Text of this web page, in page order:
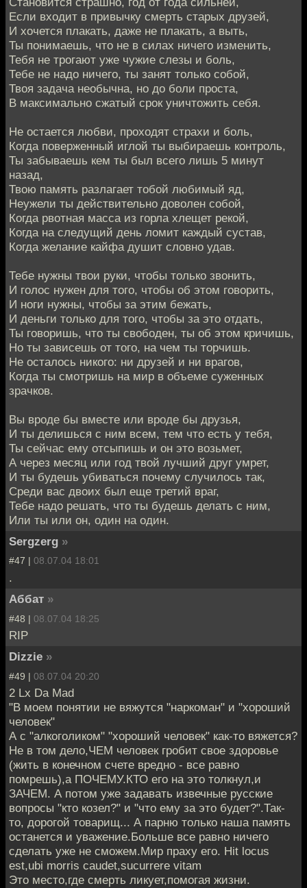
Если входит в привычку смерть старых друзей,
И хочется плакать, даже не плакать, а выть,
Ты понимаешь, что не в силах ничего изменить,
Тебя не трогают уже чужие слезы и боль,
Тебе не надо ничего, ты занят только собой,
Твоя задача необычна, но до боли проста,
В максимально сжатый срок уничтожить себя.
Не остается любви, проходят страхи и боль,
Когда поверженный иглой ты выбираешь контроль,
Ты забываешь кем ты был всего лишь 5 минут
назад,
Твою память разлагает тобой любимый яд,
Неужели ты действительно доволен собой,
Когда рвотная масса из горла хлещет рекой,
Когда на следущий день ломит каждый сустав,
Когда желание кайфа душит словно удав.
Тебе нужны твои руки, чтобы только звонить,
И голос нужен для того, чтобы об этом говорить,
И ноги нужны, чтобы за этим бежать,
И деньги только для того, чтобы за это отдать,
Ты говоришь, что ты свободен, ты об этом кричишь,
Но ты зависешь от того, на чем ты торчишь.
Не осталось никого: ни друзей и ни врагов,
Когда ты смотришь на мир в объеме суженных
зрачков.
Вы вроде бы вместе или вроде бы друзья,
И ты делишься с ним всем, тем что есть у тебя,
Ты сейчас ему отсыпишь и он это возьмет,
А через месяц или год твой лучший друг умрет,
И ты будешь убиваться почему случилось так,
Среди вас двоих был еще третий враг,
Тебе надо решать, что ты будешь делать с ним,
Или ты или он, один на один.
Sergzerg »
#47 | 08.07.04 18:01
.
Аббат »
#48 | 08.07.04 18:25
RIP
Dizzie »
#49 | 08.07.04 20:20
2 Lx Da Mad
"В моем понятии не вяжутся "наркоман" и "хороший
человек"
А с "алкоголиком" "хороший человек" как-то вяжется?
Не в том дело,ЧЕМ человек гробит свое здоровье
(жить в конечном счете вредно - все равно
помрешь),а ПОЧЕМУ.КТО его на это толкнул,и
ЗАЧЕМ. А потом уже задавать извечные русские
вопросы "кто козел?" и "что ему за это будет?".Так-
то, дорогой товарищ... А парню только наша память
останется и уважение.Больше все равно ничего
сделать уже не сможем.Мир праху его. Hit locus
est,ubi morris caudet,sucurrere vitam
Это место,где смерть ликует,помогая жизни.